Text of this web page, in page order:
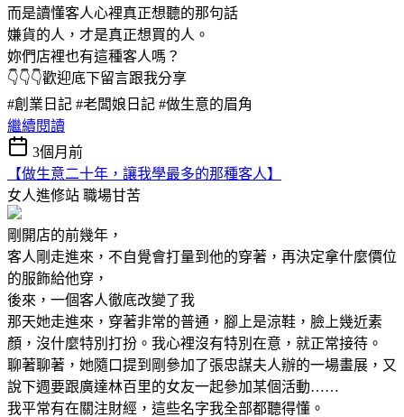
而是讀懂客人心裡真正想聽的那句話
嫌貨的人，才是真正想買的人。
妳們店裡也有這種客人嗎？
👇👇👇歡迎底下留言跟我分享
#創業日記 #老闆娘日記 #做生意的眉角
繼續閱讀
3個月前
【做生意二十年，讓我學最多的那種客人】
女人進修站 職場甘苦
剛開店的前幾年，
客人剛走進來，不自覺會打量到他的穿著，再決定拿什麼價位
的服飾給他穿，
後來，一個客人徹底改變了我
那天她走進來，穿著非常的普通，腳上是涼鞋，臉上幾近素
顏，沒什麼特別打扮。我心裡沒有特別在意，就正常接待。
聊著聊著，她隨口提到剛參加了張忠謀夫人辦的一場畫展，又
說下週要跟廣達林百里的女友一起參加某個活動……
我平常有在關注財經，這些名字我全部都聽得懂。